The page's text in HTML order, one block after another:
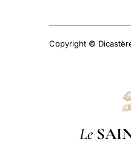
Copyright ©
Le